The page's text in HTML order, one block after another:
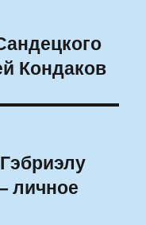
Кондаков
личное